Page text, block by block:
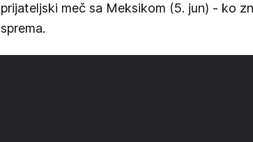
prijateljski meč sa Meksikom (5. jun) - ko
sprema.